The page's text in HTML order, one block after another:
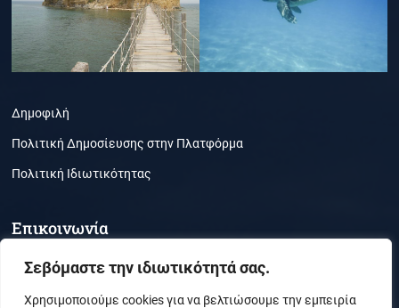
Σεβόμαστε την ιδιωτικότητά σας.
Χρησιμοποιούμε cookies για να βελτιώσουμε την εμπειρία
Δημοφιλή
Πολιτική Δημοσίευσης στην Πλατφόρμα
Πολιτική Ιδιωτικότητας
Επικοινωνία
Τμήμα Περιβάλλοντος, Ζάκυνθος, ΤΚ 29100
(30) 26950-21050